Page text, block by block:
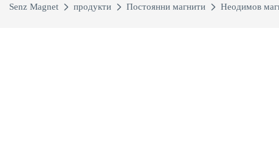
Senz Magnet продукти Постоянни магнити Неодимов